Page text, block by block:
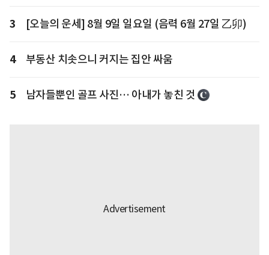
3 [오늘의 운세] 8월 9일 일요일 (음력 6월 27일 乙卯)
4 부동산 치솟으니 커지는 집안 싸움
5 남자들뿐인 골프 사진… 아내가 놓친 것